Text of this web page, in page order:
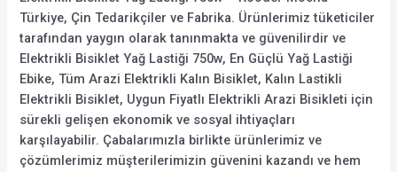
Türkiye, Çin Tedarikçiler ve Fabrika. Ürünlerimiz tüketiciler
tarafından yaygın olarak tanınmakta ve güvenilirdir ve
Elektrikli Bisiklet Yağ Lastiği 750w, En Güçlü Yağ Lastiği
Ebike, Tüm Arazi Elektrikli Kalın Bisiklet, Kalın Lastikli
Elektrikli Bisiklet, Uygun Fiyatlı Elektrikli Arazi Bisikleti için
sürekli gelişen ekonomik ve sosyal ihtiyaçları
karşılayabilir. Çabalarımızla birlikte ürünlerimiz ve
çözümlerimiz müşterilerimizin güvenini kazandı ve hem